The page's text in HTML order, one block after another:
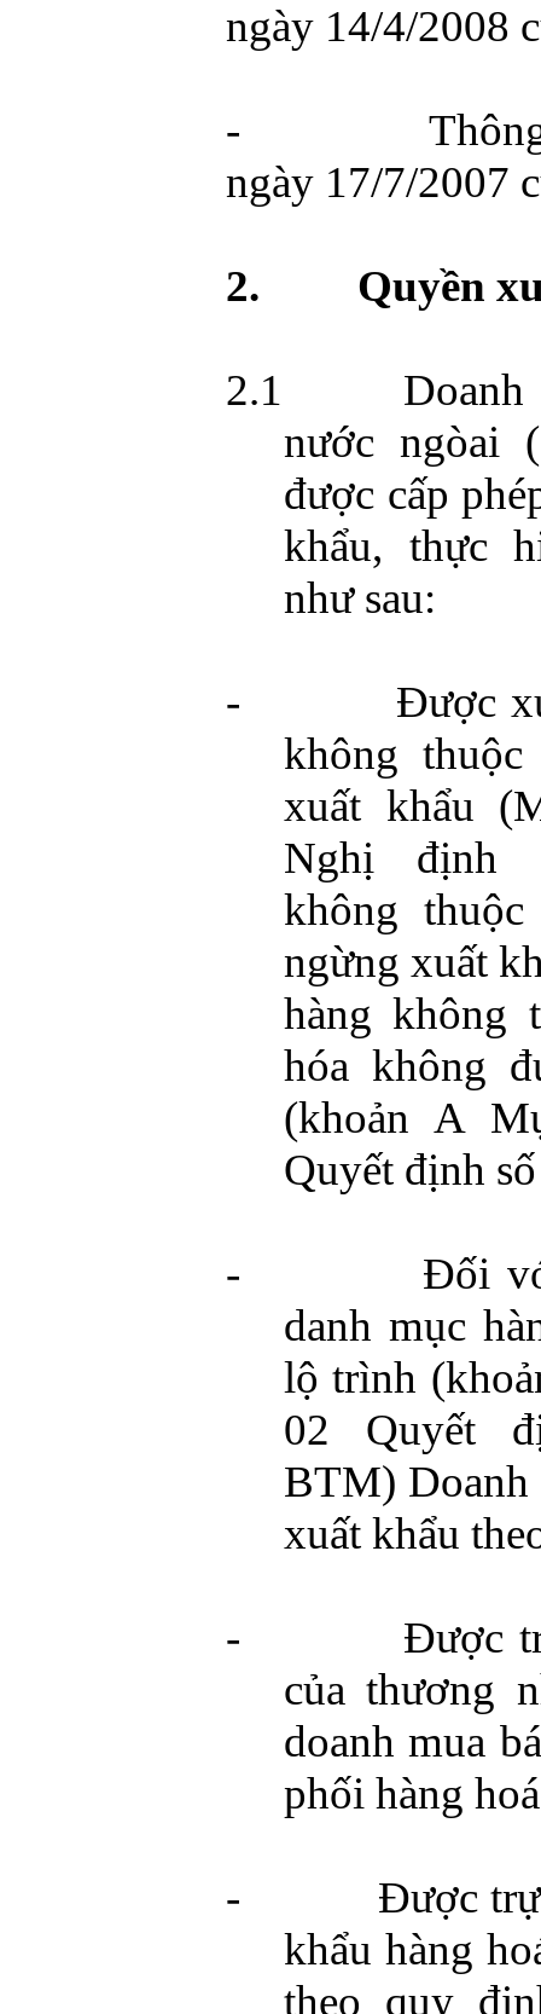
ngày 14/4/2008
-
ngày 17/7/2007
2. Quyền
2.1
nước ngòai
được cấp
khẩu, thực
như sau:
-
Được
không
xuất khẩu
Nghị định
không
ngừng xuất
hàng không
hóa không
(khoản A
Quyết định
-
Đối
danh mục
lộ trình
02 Quyết
BTM) Doanh
xuất khẩu
-
Được
của thương
doanh mua
phối hàng
-
Được
khẩu hàng
theo quy